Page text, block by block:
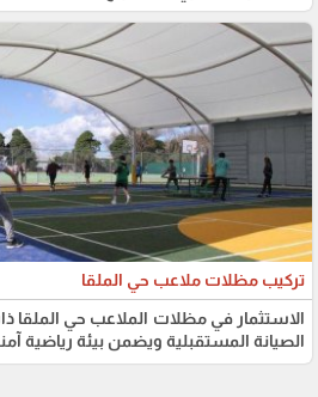
تركيب مظلات ملاعب حي الملقا
الاستثمار في مظلات الملاعب حي الملقا
الصيانة المستقبلية ويضمن بيئة رياضية